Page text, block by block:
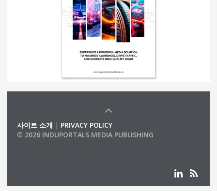
사이트 소개 | PRIVACY POLICY
© 2026 INDUPORTALS MEDIA PUBLISHING